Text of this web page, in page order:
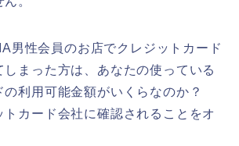
男性会員のお店でクレジットカード
しまった方は、あなたの使っている
の利用可能金額がいくらなのか？
トカード会社に確認されることをオ